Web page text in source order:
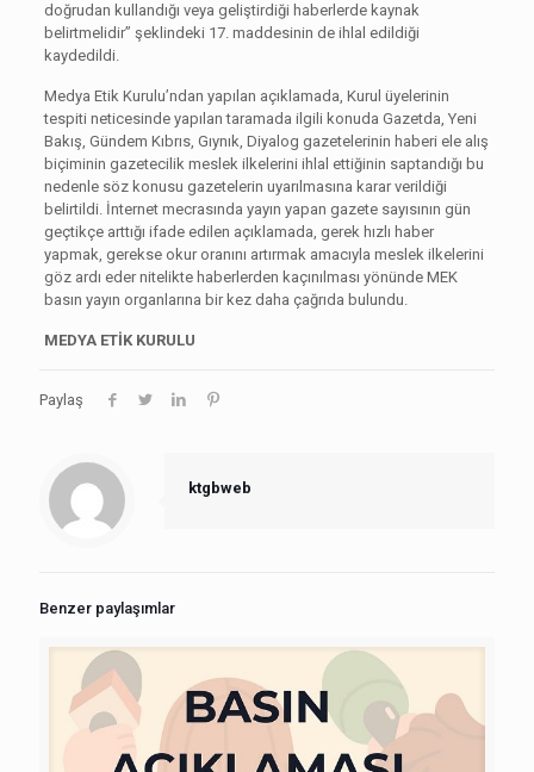
doğrudan kullandığı veya geliştirdiği haberlerde kaynak
belirtmelidir” şeklindeki 17. maddesinin de ihlal edildiği
kaydedildi.
Medya Etik Kurulu’ndan yapılan açıklamada, Kurul üyelerinin
tespiti neticesinde yapılan taramada ilgili konuda Gazetda, Yeni
Bakış, Gündem Kıbrıs, Gıynık, Diyalog gazetelerinin haberi ele alış
biçiminin gazetecilik meslek ilkelerini ihlal ettiğinin saptandığı bu
nedenle söz konusu gazetelerin uyarılmasına karar verildiği
belirtildi. İnternet mecrasında yayın yapan gazete sayısının gün
geçtikçe arttığı ifade edilen açıklamada, gerek hızlı haber
yapmak, gerekse okur oranını artırmak amacıyla meslek ilkelerini
göz ardı eder nitelikte haberlerden kaçınılması yönünde MEK
basın yayın organlarına bir kez daha çağrıda bulundu.
MEDYA ETİK KURULU
Paylaş
ktgbweb
Benzer paylaşımlar